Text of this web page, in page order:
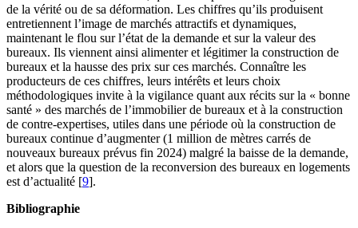
de la vérité ou de sa déformation. Les chiffres qu’ils produisent
entretiennent l’image de marchés attractifs et dynamiques,
maintenant le flou sur l’état de la demande et sur la valeur des
bureaux. Ils viennent ainsi alimenter et légitimer la construction de
bureaux et la hausse des prix sur ces marchés. Connaître les
producteurs de ces chiffres, leurs intérêts et leurs choix
méthodologiques invite à la vigilance quant aux récits sur la « bonne
santé » des marchés de l’immobilier de bureaux et à la construction
de contre-expertises, utiles dans une période où la construction de
bureaux continue d’augmenter (1 million de mètres carrés de
nouveaux bureaux prévus fin 2024) malgré la baisse de la demande,
et alors que la question de la reconversion des bureaux en logements
est d’actualité [9].
Bibliographie